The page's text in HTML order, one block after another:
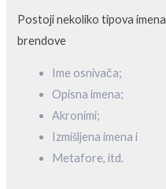
Postoji nekoliko tipova
brendove
Ime osnivača;
Opisna imena;
Akronimi;
Izmišljena imena i
Metafore, itd.